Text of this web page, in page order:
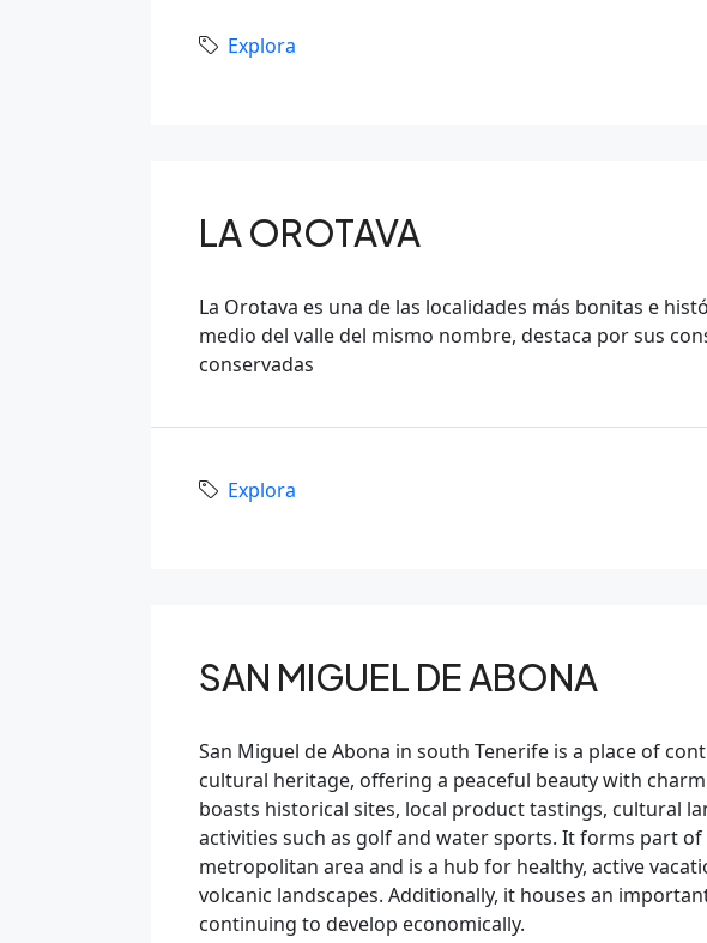
Explora
LA OROTAVA
La Orotava es una de las localidades más bonitas e
medio del valle del mismo nombre, destaca por sus
conservadas
Explora
SAN MIGUEL DE ABONA
San Miguel de Abona in south Tenerife is a place of
cultural heritage, offering a peaceful beauty with
boasts historical sites, local product tastings, cultural
activities such as golf and water sports. It forms part of
metropolitan area and is a hub for healthy, active
volcanic landscapes. Additionally, it houses an
continuing to develop economically.